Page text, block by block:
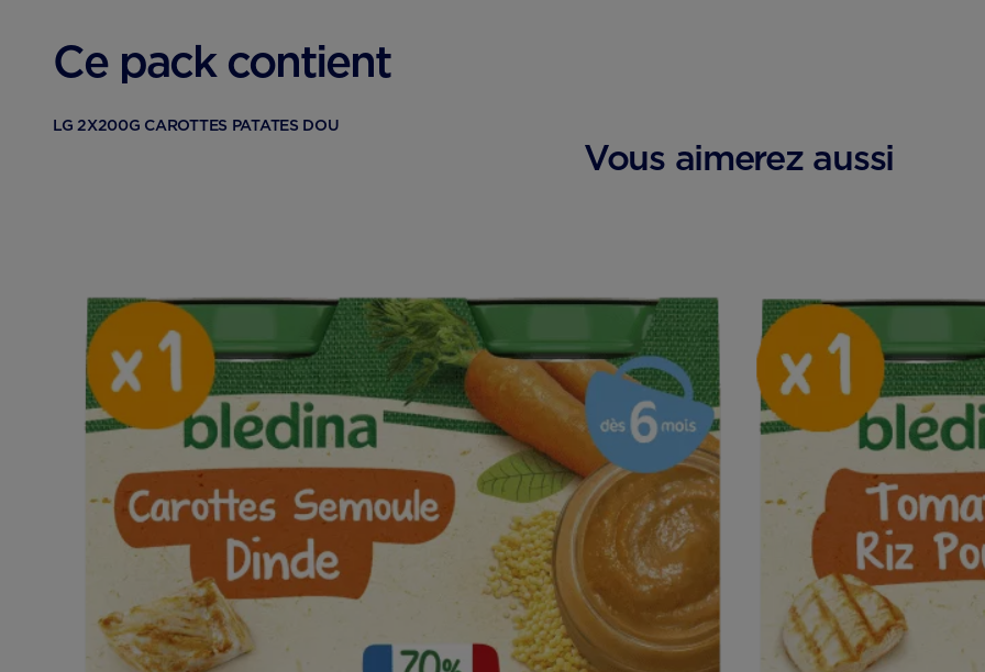
Ce pack contient
LG 2X200G CAROTTES PATATES DOU
Vous aimerez aussi